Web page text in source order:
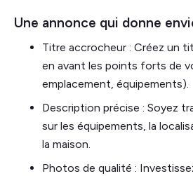
Une annonce qui donne
Titre accrocheur : Créez un
en avant les points forts de
emplacement, équipements).
Description précise : Soyez
sur les équipements, la
la maison.
Photos de qualité :